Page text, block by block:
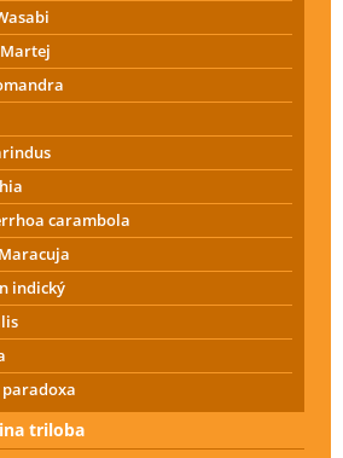
carambola
indický
paradoxa
triloba